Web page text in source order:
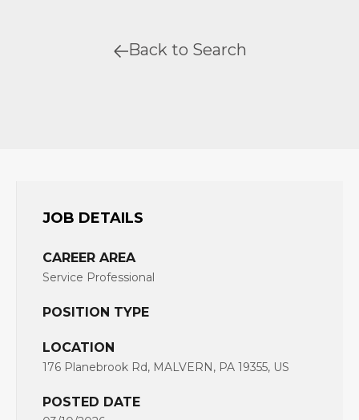
Back to Search
JOB DETAILS
CAREER AREA
Service Professional
POSITION TYPE
LOCATION
176 Planebrook Rd, MALVERN, PA 19355, US
POSTED DATE